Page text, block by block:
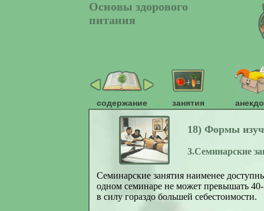
Основы здорового
питания
содержание занятия
18) Формы
3.Семинарские
Семинарские занятия наименее
одном семинаре не может превышать
в силу гораздо большей себестоимости.